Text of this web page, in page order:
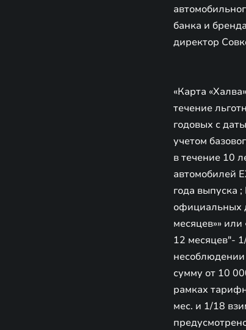
банка и
директор
«Карта
течение
годовых с
учетом
в течение 10
автомобилей
года выпуска
официальных
месяцев»»
12 месяцев"-
несоблюдении
сумму от 10
рамках
мес. и 1/18